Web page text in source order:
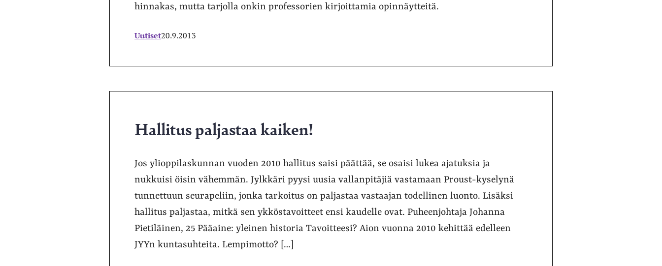
hinnakas, mutta tarjolla onkin professorien kirjoittamia opinnäytteitä.
Uutiset20.9.2013
Hallitus paljastaa kaiken!
Jos ylioppilaskunnan vuoden 2010 hallitus saisi päättää, se osaisi lukea ajatuksia ja
nukkuisi öisin vähemmän. Jylkkäri pyysi uusia vallanpitäjiä vastamaan Proust-kyselynä
tunnettuun seurapeliin, jonka tarkoitus on paljastaa vastaajan todellinen luonto. Lisäksi
hallitus paljastaa, mitkä sen ykköstavoitteet ensi kaudelle ovat. Puheenjohtaja Johanna
Pietiläinen, 25 Pääaine: yleinen historia Tavoitteesi? Aion vuonna 2010 kehittää edelleen
JYYn kuntasuhteita. Lempimotto? […]